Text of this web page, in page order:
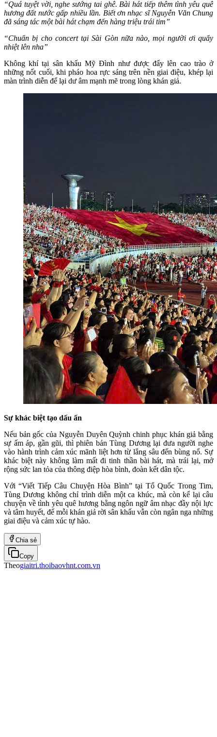
“Quá tuyệt vời, nghe sướng tai ghê. Bài hát tiếp thêm tình yêu quê
hương đất nước gấp nhiều lần. Biết ơn nhạc sĩ Nguyễn Văn Chung
đã sáng tác một bài hát chạm đến hàng triệu trái tim”
“Chuẩn bị cho concert tại Sài Gòn nữa nào, mọi người ơi quẩy
nhiệt lên nha”
Không khí tại sân khấu Mỹ Đình như được đẩy lên cao trào ở
những nốt cuối, khi pháo hoa rực sáng trên nền giai điệu, khép lại
màn trình diễn để lại dư âm mạnh mẽ trong lòng khán giả.
Sự khác biệt tạo dấu ấn
Nếu bản gốc của Nguyễn Duyên Quỳnh chinh phục khán giả bằng
sự ấm áp, gần gũi, thì phiên bản Tùng Dương lại đưa người nghe
vào hành trình cảm xúc mãnh liệt hơn từ lắng sâu đến bùng nổ. Sự
khác biệt này không làm mất đi tinh thần bài hát, mà trái lại, mở
rộng sức lan tỏa của thông điệp hòa bình, đoàn kết dân tộc.
Với “Viết Tiếp Câu Chuyện Hòa Bình” tại Tổ Quốc Trong Tim,
Tùng Dương không chỉ trình diễn một ca khúc, mà còn kể lại câu
chuyện về tình yêu quê hương bằng ngôn ngữ âm nhạc đầy nội lực
và tâm huyết, để mỗi khán giả rời sân khấu vẫn còn ngân nga những
giai điệu và cảm xúc tự hào.
Chia sẻ
Copy
Theogiaitri.thoibaovhnt.com.vn